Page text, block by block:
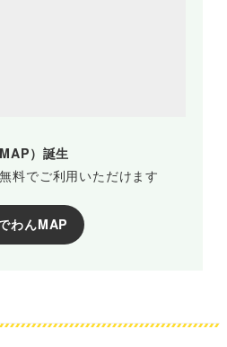
）誕生
料でご利用いただけます
わんMAP